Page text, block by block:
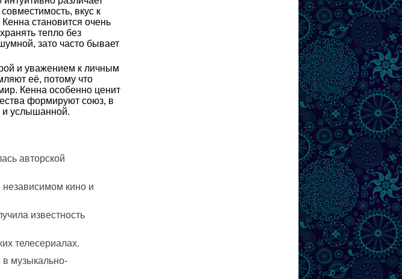
вкус к
становится очень
тепло без
зато часто бывает
и уважением к личным
её, потому что
Кенна особенно ценит
формируют союз, в
и услышанной.
авторской
независимом кино и
известность
телесериалах.
в музыкально-